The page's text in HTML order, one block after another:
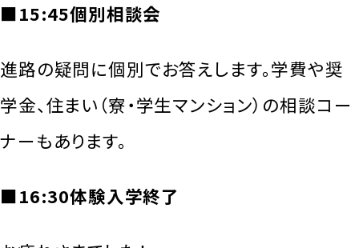
■15:45個別相談会
進路の疑問に個別でお答えします。学費や奨
学金、住まい（寮・学生マンション）の相談コー
ナーもあります。
■16:30体験入学終了